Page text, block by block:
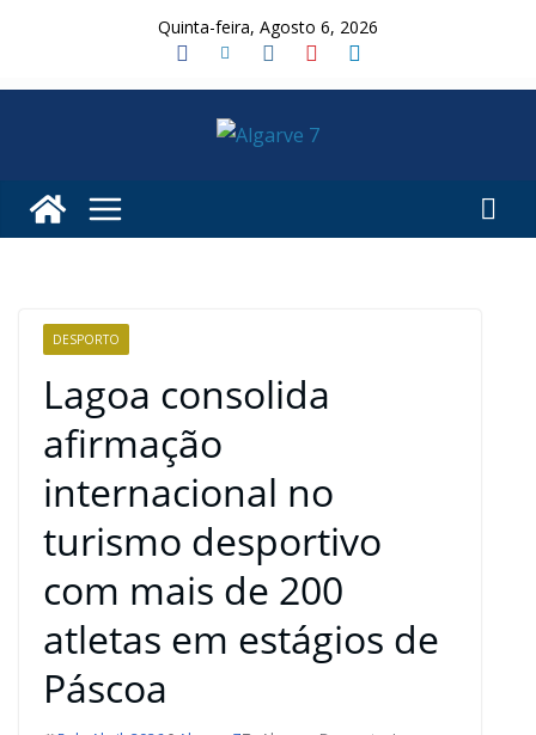
Quinta-feira, Agosto 6, 2026
DESPORTO
Lagoa consolida
afirmação
internacional no
turismo desportivo
com mais de 200
atletas em estágios de
Páscoa